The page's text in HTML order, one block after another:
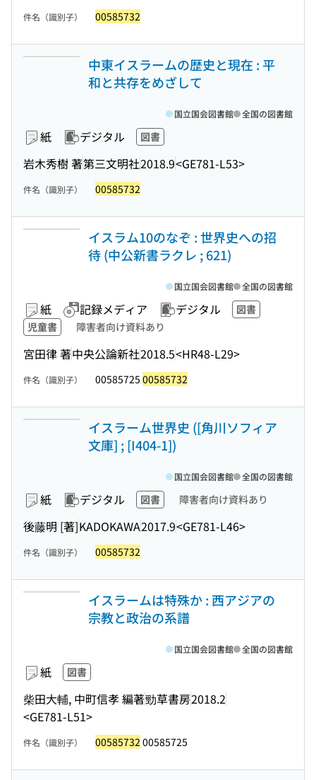
件名（識別子） 00585732
中東イスラームの歴史と現在 : 平
和と共存をめざして
紙 デジタル 図書
岩木秀樹 著第三文明社2018.9<GE781-L53>
国立国会図書館 全国の図書館
件名（識別子） 00585732
イスラム10のなぞ : 世界史への招
待 (中公新書ラクレ ; 621)
紙 記録メディア デジタル
図書
児童書
障害者向け資料あり
宮田律 著中央公論新社2018.5<HR48-L29>
国立国会図書館 全国の図書館
件名（識別子） 00585725 00585732
イスラーム世界史 ([角川ソフィア
文庫] ; [I404-1])
紙 デジタル 図書 障害者向け資料あり
後藤明 [著]KADOKAWA2017.9<GE781-L46>
国立国会図書館 全国の図書館
件名（識別子） 00585732
イスラームは特殊か : 西アジアの
宗教と政治の系譜
紙 図書
柴田大輔, 中町信孝 編著勁草書房2018.2
<GE781-L51>
国立国会図書館 全国の図書館
件名（識別子） 00585732 00585725